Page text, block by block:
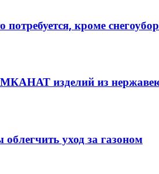
потребуется, кроме
изделий из
уход за газоном